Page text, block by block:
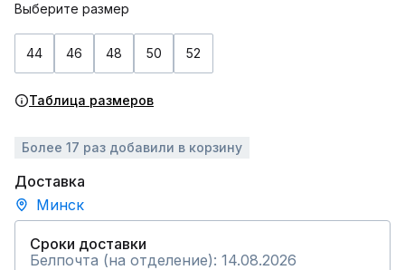
Выберите размер
44 46 48 50 52
Таблица размеров
Более 17 раз добавили в корзину
Доставка
Минск
Сроки доставки
Белпочта (на отделение): 14.08.2026